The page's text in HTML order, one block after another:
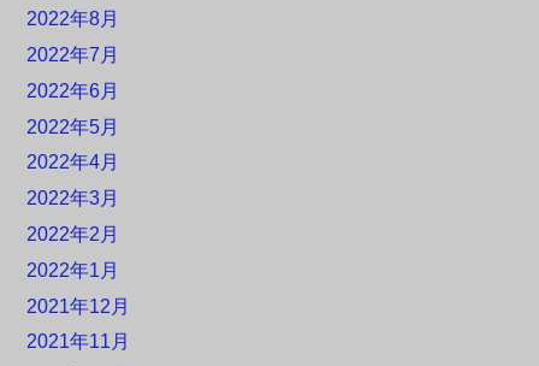
2022年8月
2022年7月
2022年6月
2022年5月
2022年4月
2022年3月
2022年2月
2022年1月
2021年12月
2021年11月